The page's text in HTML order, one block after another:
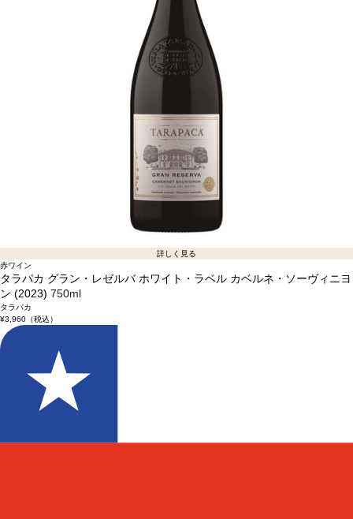
詳しく見る
赤ワイン
タラパカ グラン・レゼルバ ホワイト・ラベル カベルネ・ソーヴィニヨ
ン (2023) 750ml
タラパカ
¥3,960（税込）